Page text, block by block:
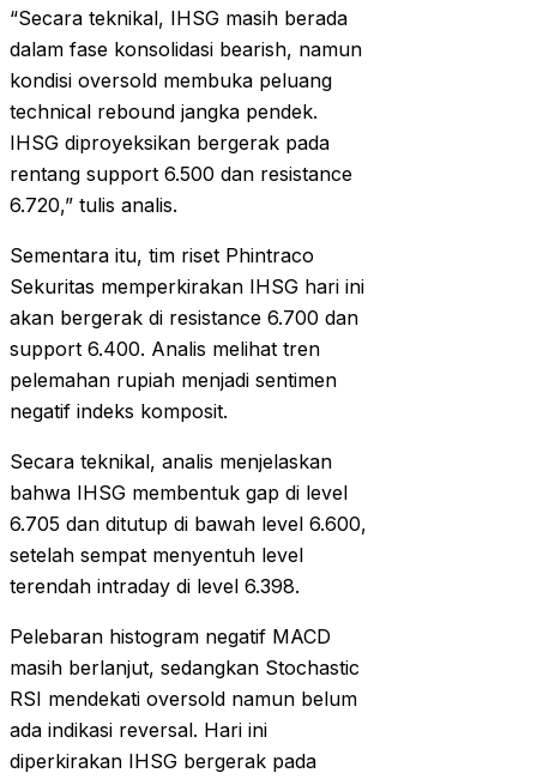
“Secara teknikal, IHSG masih berada
dalam fase konsolidasi bearish, namun
kondisi oversold membuka peluang
technical rebound jangka pendek.
IHSG diproyeksikan bergerak pada
rentang support 6.500 dan resistance
6.720,” tulis analis.
Sementara itu, tim riset Phintraco
Sekuritas memperkirakan IHSG hari ini
akan bergerak di resistance 6.700 dan
support 6.400. Analis melihat tren
pelemahan rupiah menjadi sentimen
negatif indeks komposit.
Secara teknikal, analis menjelaskan
bahwa IHSG membentuk gap di level
6.705 dan ditutup di bawah level 6.600,
setelah sempat menyentuh level
terendah intraday di level 6.398.
Pelebaran histogram negatif MACD
masih berlanjut, sedangkan Stochastic
RSI mendekati oversold namun belum
ada indikasi reversal. Hari ini
diperkirakan IHSG bergerak pada